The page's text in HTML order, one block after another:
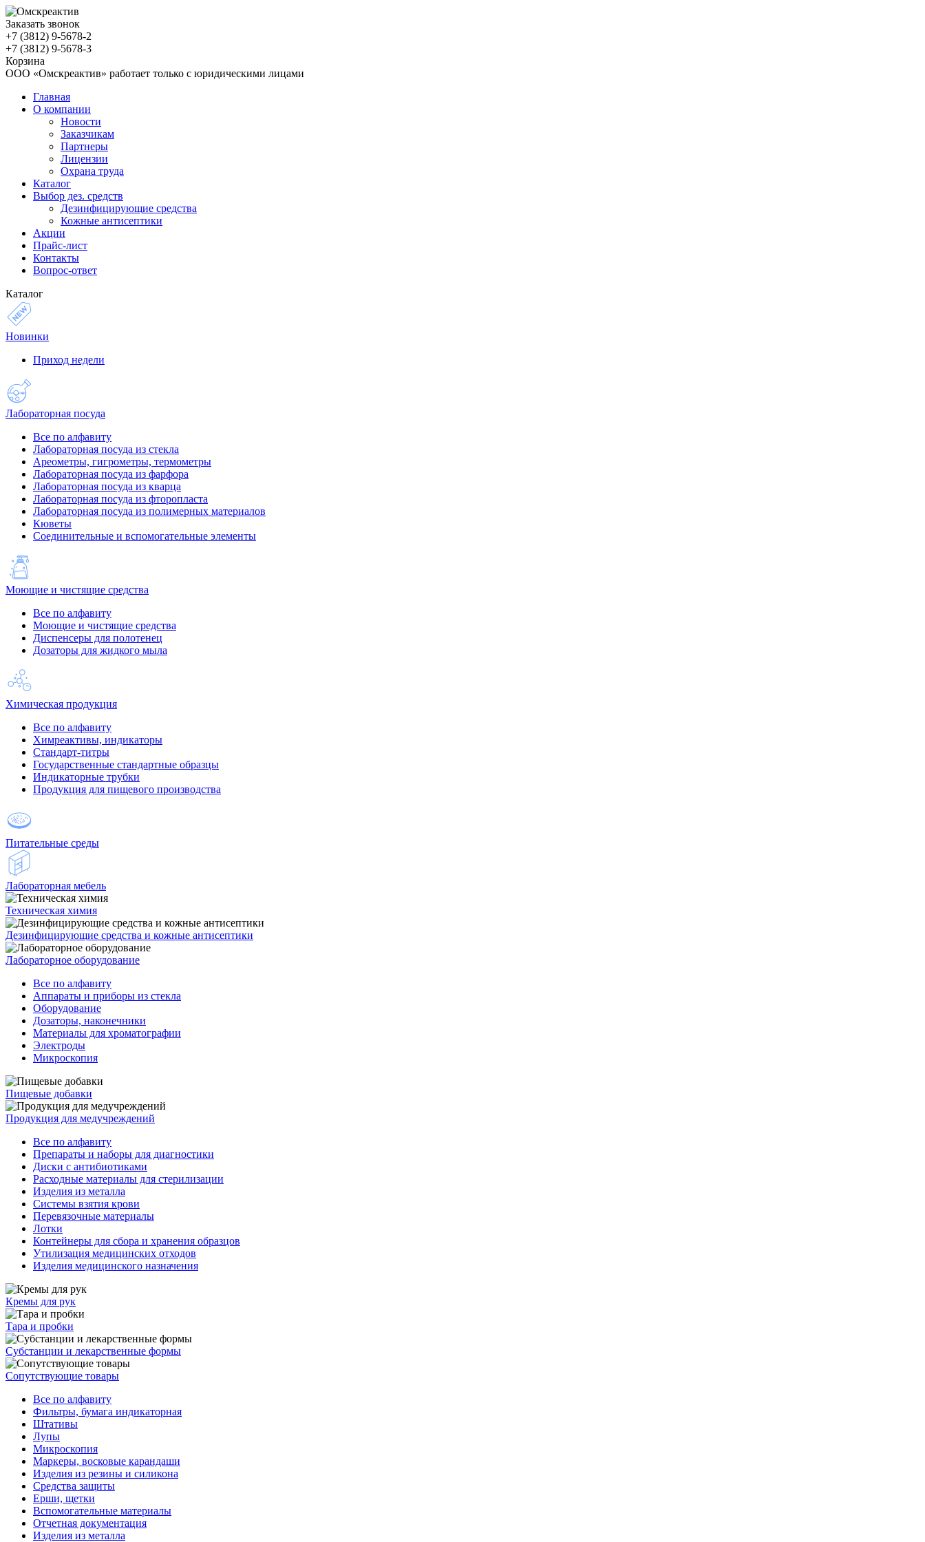
Заказать звонок
+7 (3812) 9-5678-2
+7 (3812) 9-5678-3
Корзина
ООО «Омскреактив» работает только с юридическими лицами
Главная
О компании
Новости
Заказчикам
Партнеры
Лицензии
Охрана труда
Каталог
Выбор дез. средств
Дезинфицирующие средства
Кожные антисептики
Акции
Прайс-лист
Контакты
Вопрос-ответ
Каталог
Новинки
Приход недели
Лабораторная посуда
Все по алфавиту
Лабораторная посуда из стекла
Ареометры, гигрометры, термометры
Лабораторная посуда из фарфора
Лабораторная посуда из кварца
Лабораторная посуда из фторопласта
Лабораторная посуда из полимерных материалов
Кюветы
Соединительные и вспомогательные элементы
Моющие и чистящие средства
Все по алфавиту
Моющие и чистящие средства
Диспенсеры для полотенец
Дозаторы для жидкого мыла
Химическая продукция
Все по алфавиту
Химреактивы, индикаторы
Стандарт-титры
Государственные стандартные образцы
Индикаторные трубки
Продукция для пищевого производства
Питательные среды
Лабораторная мебель
Техническая химия
Дезинфицирующие средства и кожные антисептики
Лабораторное оборудование
Все по алфавиту
Аппараты и приборы из стекла
Оборудование
Дозаторы, наконечники
Материалы для хроматографии
Электроды
Микроскопия
Пищевые добавки
Продукция для медучреждений
Все по алфавиту
Препараты и наборы для диагностики
Диски с антибиотиками
Расходные материалы для стерилизации
Изделия из металла
Системы взятия крови
Перевязочные материалы
Лотки
Контейнеры для сбора и хранения образцов
Утилизация медицинских отходов
Изделия медицинского назначения
Кремы для рук
Тара и пробки
Субстанции и лекарственные формы
Сопутствующие товары
Все по алфавиту
Фильтры, бумага индикаторная
Штативы
Лупы
Микроскопия
Маркеры, восковые карандаши
Изделия из резины и силикона
Средства защиты
Ерши, щетки
Вспомогательные материалы
Отчетная документация
Изделия из металла